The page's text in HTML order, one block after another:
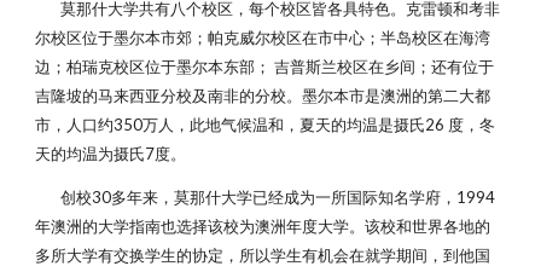
莫那什大学共有八个校区，每个校区皆各具特色。克雷顿和考非
尔校区位于墨尔本市郊；帕克威尔校区在市中心；半岛校区在海湾
边；柏瑞克校区位于墨尔本东部； 吉普斯兰校区在乡间；还有位于
吉隆坡的马来西亚分校及南非的分校。墨尔本市是澳洲的第二大都
市，人口约350万人，此地气候温和，夏天的均温是摄氏26 度，冬
天的均温为摄氏7度。
创校30多年来，莫那什大学已经成为一所国际知名学府，1994
年澳洲的大学指南也选择该校为澳洲年度大学。该校和世界各地的
多所大学有交换学生的协定，所以学生有机会在就学期间，到他国